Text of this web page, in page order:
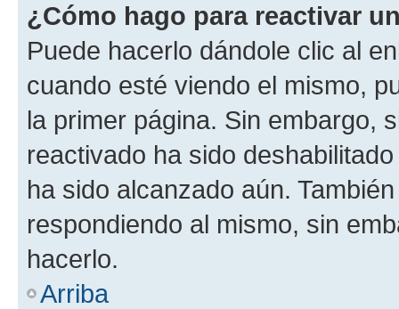
¿Cómo hago para reactivar
Puede hacerlo dándole clic al
cuando esté viendo el mismo,
la primer página. Sin embargo,
reactivado ha sido
ha sido alcanzado aún.
respondiendo al mismo, sin
hacerlo.
Arriba